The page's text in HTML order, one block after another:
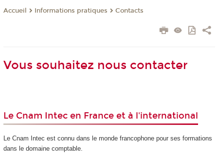
Accueil Informations pratiques Contacts
Vous souhaitez nous contacter
Le Cnam Intec en France et à l'international
Le Cnam Intec est connu dans le monde francophone pour ses formations
dans le domaine comptable.